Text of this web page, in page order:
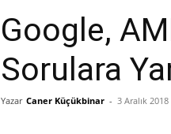
Google,
Sorulara
Yazar Caner Küçükbinar - 3 Aralık 2018